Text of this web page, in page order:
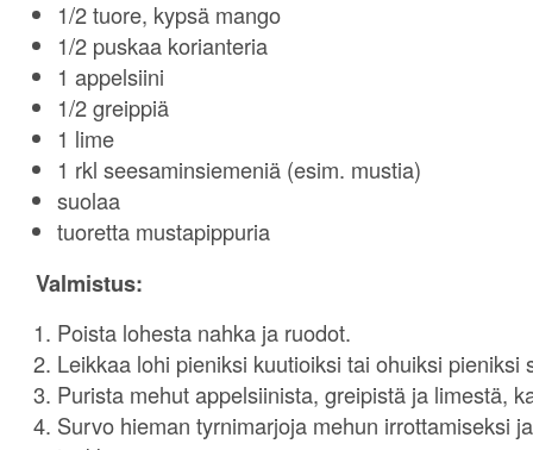
1/2 tuore, kypsä mango
1/2 puskaa korianteria
1 appelsiini
1/2 greippiä
1 lime
1 rkl seesaminsiemeniä (esim. mustia)
suolaa
tuoretta mustapippuria
Valmistus:
Poista lohesta nahka ja ruodot.
Leikkaa lohi pieniksi kuutioiksi tai ohuiksi pieniksi
Purista mehut appelsiinista, greipistä ja limestä,
Survo hieman tyrnimarjoja mehun irrottamiseksi